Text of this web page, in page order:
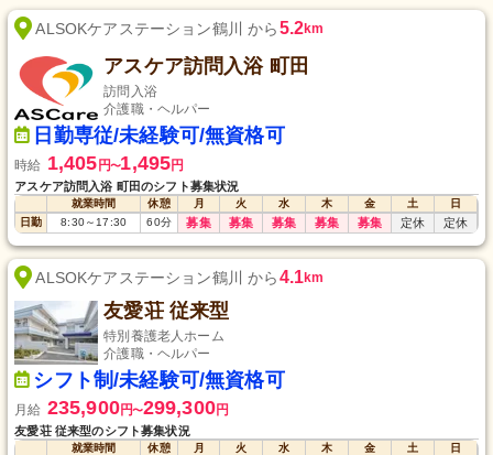
ALSOKケアステーション鶴川 から5.2km
アスケア訪問入浴 町田
訪問入浴
介護職・ヘルパー
日勤専従/未経験可/無資格可
時給 1,405 円〜1,495円
アスケア訪問入浴 町田のシフト募集状況
就業時間 休憩 月 火 水 木 金 土
日
日勤
8:30～17:30 60分 募集 募集 募集 募集 募集 定休 定休
ALSOKケアステーション鶴川 から4.1km
友愛荘 従来型
特別養護老人ホーム
介護職・ヘルパー
シフト制/未経験可/無資格可
月給 235,900円〜299,300円
友愛荘 従来型のシフト募集状況
就業時間 休憩 月 火 水 木 金 土
日